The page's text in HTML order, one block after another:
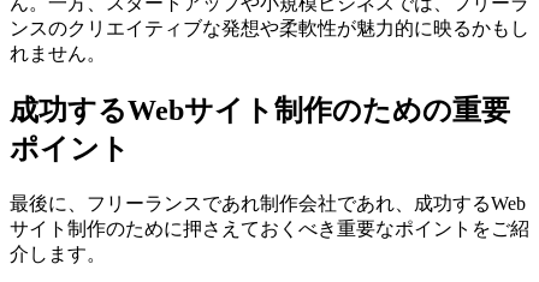
ンスのクリエイティブな発想や柔軟性が魅力的に映るかもし
れません。
成功するWebサイト制作のための重要
ポイント
最後に、フリーランスであれ制作会社であれ、成功するWeb
サイト制作のために押さえておくべき重要なポイントをご紹
介します。